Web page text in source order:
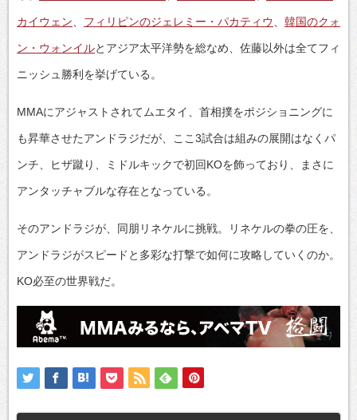
カイウェン フィリピンのジェレミー・パカティウ 韓国のクォ
ン・ウォンイルとアジア太平洋勢を総なめ、佐藤以外は全てフィ
ニッシュ勝利を挙げている。
MMAにアジャストされてムエタイ、首相撲をポジショニングに
も昇華させたアンドラジだが、ここ3試合は組みの展開はなくパ
ンチ、ヒザ蹴り、ミドルキックで初回KOを飾っており、まさに
アンタッチャブルな存在となっている。
そのアンドラジが、同朋リネケルに挑戦。リネケルの拳の圧を、
アンドラジがスピードと多彩な打撃で如何に攻略していくのか。
KO必至の世界戦だ。